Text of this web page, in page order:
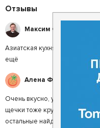
Отзывы
Максим Ф.
Азиатская кухня в этом
ещё
Алена Ф.
Очень вкусно, уютно и
щечки тоже круты. Мясоеды
остальные найдут для себя